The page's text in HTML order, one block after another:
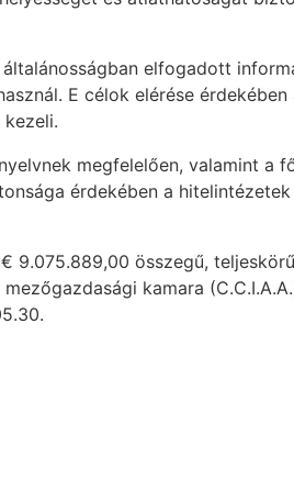
elfogadott
E célok elérése érdekében
megfelelően, valamint a
érdekében a hitelintézetek
9.075.889,00 összegű,
kamara